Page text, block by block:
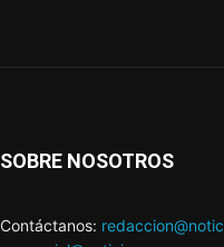
SOBRE NOSOTROS
Contáctanos: